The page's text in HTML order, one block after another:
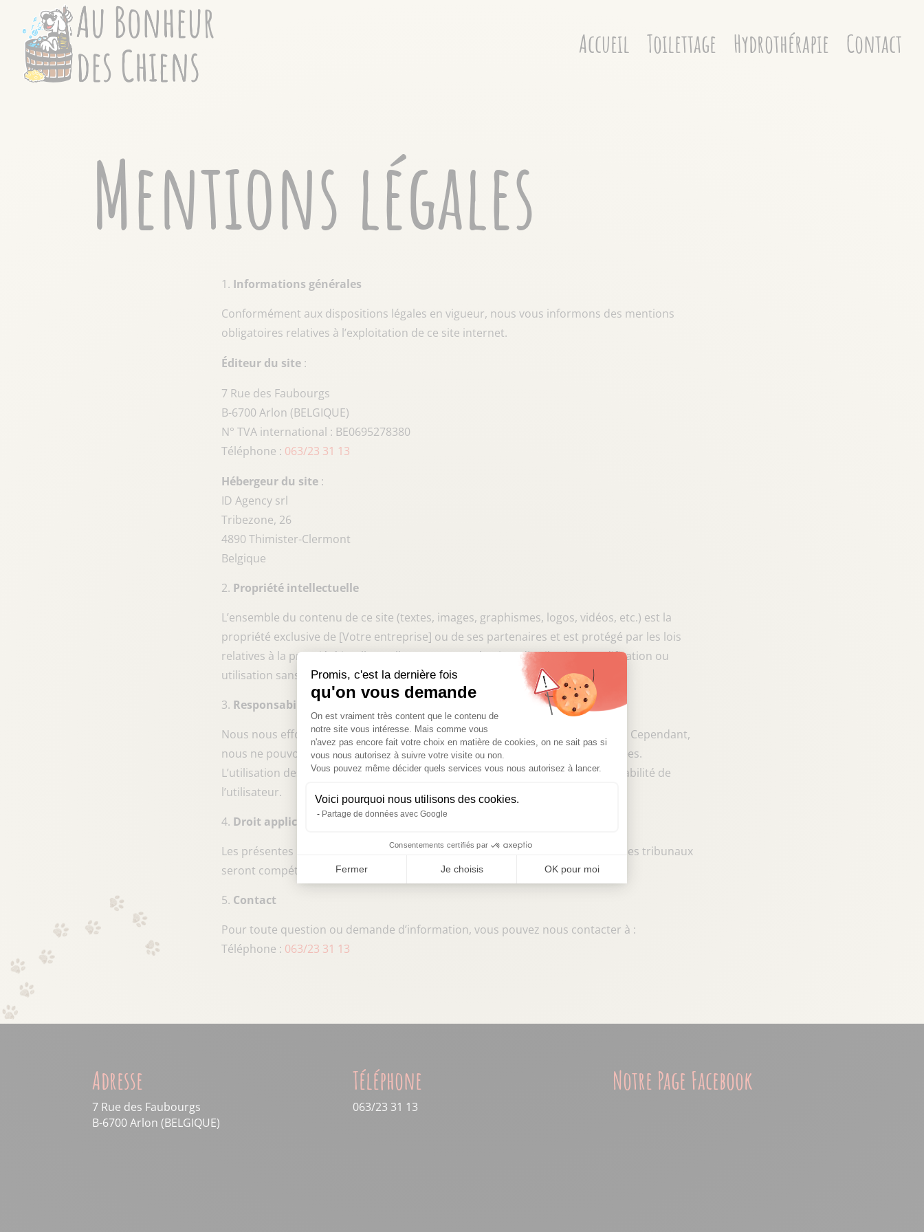
Promis, c'est la dernière fois
qu'on vous demande
Plateforme de Gestion du Consentement : Personnalisez vos Options
On est vraiment très content que le contenu de
notre site vous intéresse. Mais comme vous
n'avez pas encore fait votre choix en matière de cookies, on ne sait pas si
vous nous autorisez à suivre votre visite ou non.
Vous pouvez même décider quels services vous nous autorisez à lancer.
Voici pourquoi nous utilisons des cookies.
Partage de données avec Google
Consentements certifiés par
Fermer Je choisis OK pour moi
Axeptio consent
Accueil Toilettage Hydrothérapie Contact
Mentions légales
Informations générales
Conformément aux dispositions légales en vigueur, nous vous informons des mentions
obligatoires relatives à l’exploitation de ce site internet.
Éditeur du site :
7 Rue des Faubourgs
B-6700 Arlon (BELGIQUE)
N° TVA international : BE0695278380
Téléphone : 063/23 31 13
Hébergeur du site :
ID Agency srl
Tribezone, 26
4890 Thimister-Clermont
Belgique
Propriété intellectuelle
L’ensemble du contenu de ce site (textes, images, graphismes, logos, vidéos, etc.) est la
propriété exclusive de [Votre entreprise] ou de ses partenaires et est protégé par les lois
relatives à la propriété intellectuelle. Toute reproduction, distribution, modification ou
utilisation sans autorisation est strictement interdite.
Responsabilité
Nous nous efforçons de fournir des informations précises et à jour sur ce site. Cependant,
nous ne pouvons garantir l’exactitude et l’exhaustivité des informations publiées.
L’utilisation des informations disponibles sur ce site est sous la seule responsabilité de
l’utilisateur.
Droit applicable et juridiction compétente
Les présentes mentions légales sont soumises au droit belge. En cas de litige, les tribunaux
seront compétents.
Contact
Pour toute question ou demande d’information, vous pouvez nous contacter à :
Téléphone : 063/23 31 13
Adresse
7 Rue des Faubourgs
B-6700 Arlon (BELGIQUE)
Téléphone
063/23 31 13
Notre Page Facebook